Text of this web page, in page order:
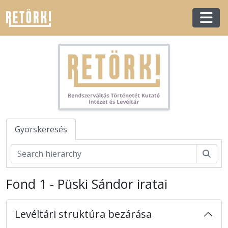
Skip to main content
Gyorskeresés
Fond 1 - Püski Sándor iratai
Levéltári struktúra bezárása